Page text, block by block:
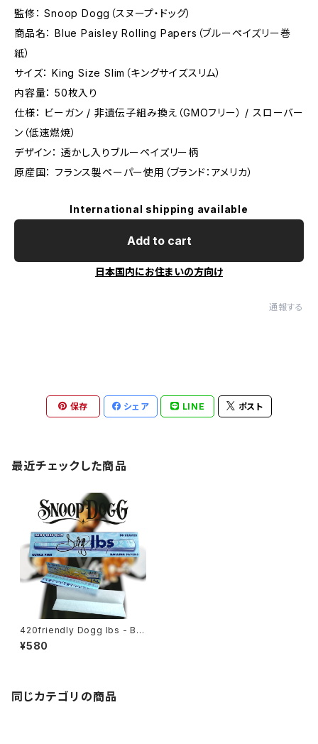
監修： Snoop Dogg（スヌープ・ドッグ）
商品名： Blue Paisley Rolling Papers（ブルーペイズリー巻
紙）
サイズ： King Size Slim（キングサイズスリム）
内容量： 50枚入り
仕様： ビーガン / 非遺伝子組み換え（GMOフリー） / スローバー
ン（低速燃焼）
デザイン： 透かし入りブルーペイズリー柄
原産国： フランス製ペーパー使用（ブランド：アメリカ）
International shipping available
Add to cart
日本国内にお住まいの方向け
通報する
保存 シェア LINE ポスト
最近チェックした商品
420friendly Dogg lbs - Blu
e Paisley Rolling Papers /
King Size Slim・50枚入
¥580
同じカテゴリの商品